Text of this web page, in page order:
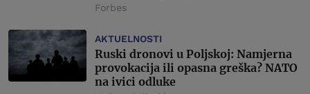
Forbes
AKTUELNOSTI
Ruski dronovi u Poljskoj: Namjerna
provokacija ili opasna greška? NATO
na ivici odluke